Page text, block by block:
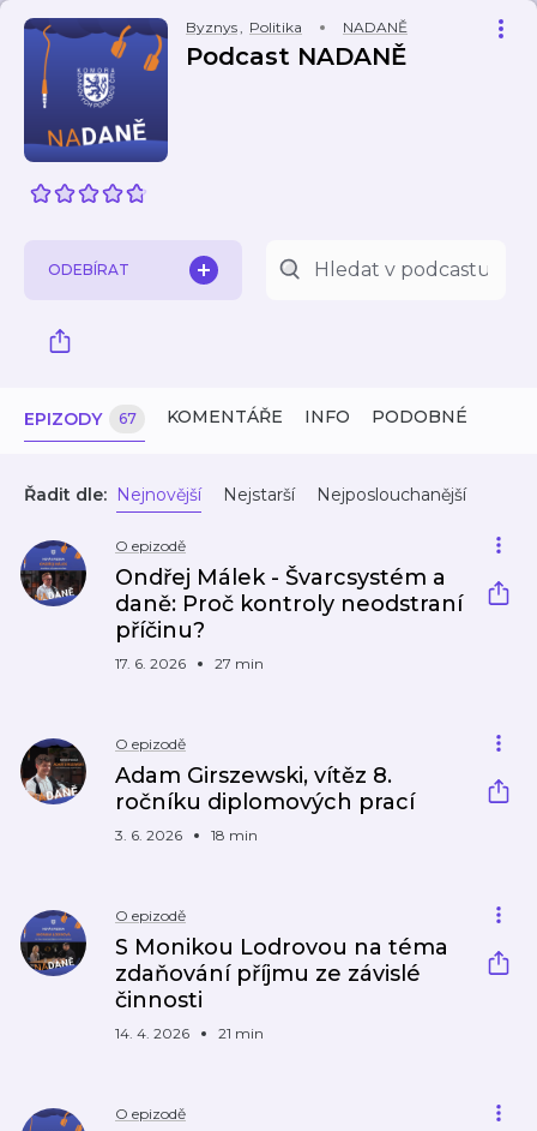
Byznys, Politika NADANĚ
Podcast NADANĚ
ODEBÍRAT
EPIZODY 67 KOMENTÁŘE INFO PODOBNÉ
Řadit dle: Nejnovější Nejstarší Nejposlouchanější
O epizodě
Ondřej Málek - Švarcsystém a
daně: Proč kontroly neodstraní
příčinu?
17. 6. 2026 27 min
O epizodě
Adam Girszewski, vítěz 8.
ročníku diplomových prací
3. 6. 2026 18 min
O epizodě
S Monikou Lodrovou na téma
zdaňování příjmu ze závislé
činnosti
14. 4. 2026 21 min
O epizodě